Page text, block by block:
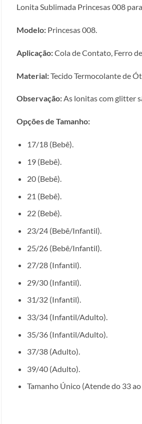
Lonita Sublimada Princesas 008
Modelo: Princesas 008.
Aplicação:Cola de Contato, Ferro
Material:Tecido Termocolante de
Observação:As lonitas com glitter
Opções de Tamanho:
17/18 (Bebê).
19 (Bebê).
20 (Bebê).
21 (Bebê).
22 (Bebê).
23/24 (Bebê/Infantil).
25/26 (Bebê/Infantil).
27/28 (Infantil).
29/30 (Infantil).
31/32 (Infantil).
33/34 (Infantil/Adulto).
35/36 (Infantil/Adulto).
37/38 (Adulto).
39/40 (Adulto).
Tamanho Único (Atende do 33